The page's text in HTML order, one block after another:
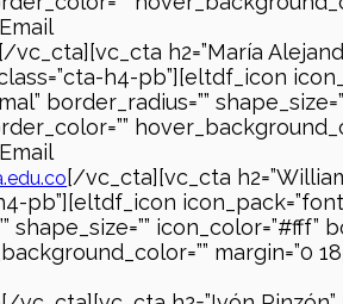
[/vc_cta][vc_cta h2=”María
h4-pb”][eltdf_icon
border_radius=””
[/vc_cta][vc_cta
pb”][eltdf_icon
shape_size=””
margin=”0